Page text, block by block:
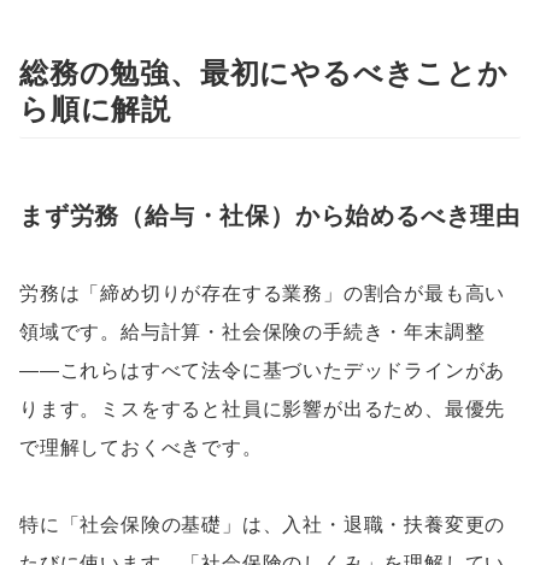
総務の勉強、最初にやるべきことか
ら順に解説
まず労務（給与・社保）から始めるべき理由
労務は「締め切りが存在する業務」の割合が最も高い
領域です。給与計算・社会保険の手続き・年末調整
——これらはすべて法令に基づいたデッドラインがあ
ります。ミスをすると社員に影響が出るため、最優先
で理解しておくべきです。
特に「社会保険の基礎」は、入社・退職・扶養変更の